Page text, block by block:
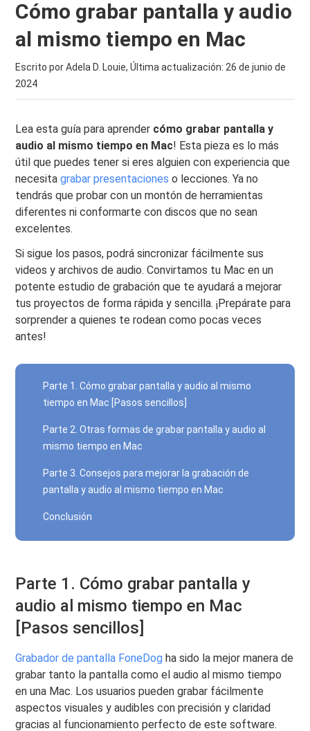
Cómo grabar pantalla y audio
al mismo tiempo en Mac
Escrito por Adela D. Louie, Última actualización: 26 de junio de
2024
Lea esta guía para aprender cómo grabar pantalla y
audio al mismo tiempo en Mac! Esta pieza es lo más
útil que puedes tener si eres alguien con experiencia que
necesitagrabar presentaciones o lecciones. Ya no
tendrás que probar con un montón de herramientas
diferentes ni conformarte con discos que no sean
excelentes.
Si sigue los pasos, podrá sincronizar fácilmente sus
videos y archivos de audio. Convirtamos tu Mac en un
potente estudio de grabación que te ayudará a mejorar
tus proyectos de forma rápida y sencilla. ¡Prepárate para
sorprender a quienes te rodean como pocas veces
antes!
Parte 1. Cómo grabar pantalla y audio al mismo
tiempo en Mac [Pasos sencillos]
Parte 2. Otras formas de grabar pantalla y audio al
mismo tiempo en Mac
Parte 3. Consejos para mejorar la grabación de
pantalla y audio al mismo tiempo en Mac
Conclusión
Parte 1. Cómo grabar pantalla y
audio al mismo tiempo en Mac
[Pasos sencillos]
Grabador de pantalla FoneDog ha sido la mejor manera de
grabar tanto la pantalla como el audio al mismo tiempo
en una Mac. Los usuarios pueden grabar fácilmente
aspectos visuales y audibles con precisión y claridad
gracias al funcionamiento perfecto de este software.